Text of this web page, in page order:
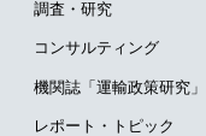
調査・研究
コンサルティング
機関誌「運輸政策研究」
レポート・トピック